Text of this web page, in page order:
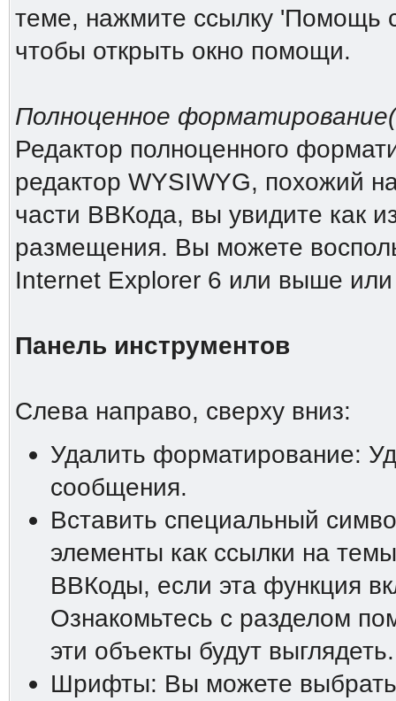
теме, нажмите ссылку 'Помощь
чтобы открыть окно помощи.
Полноценное
Редактор полноценного
редактор WYSIWYG, похожий
части ВВКода, вы увидите как
размещения. Вы можете
Internet Explorer 6 или выше
Панель инструментов
Слева направо, сверху вниз:
Удалить форматирование:
сообщения.
Вставить специальный
элементы как ссылки на
ВВКоды, если эта функция
Ознакомьтесь с разделом
эти объекты будут выглядеть.
Шрифты: Вы можете выбрать